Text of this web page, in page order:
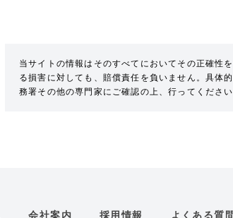
当サイトの情報はそのすべてにおいてその正確性
る損害に対しても、賠償責任を負いません。具体
務署その他の専門家にご確認の上、行ってください
会社案内 採用情報 よくある質問